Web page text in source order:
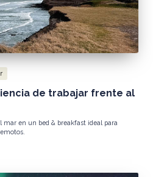
de trabajar frente al
en un bed & breakfast ideal para